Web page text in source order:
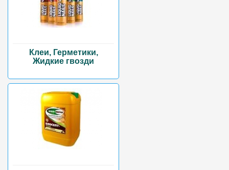
Клеи, Герметики,
Жидкие гвозди